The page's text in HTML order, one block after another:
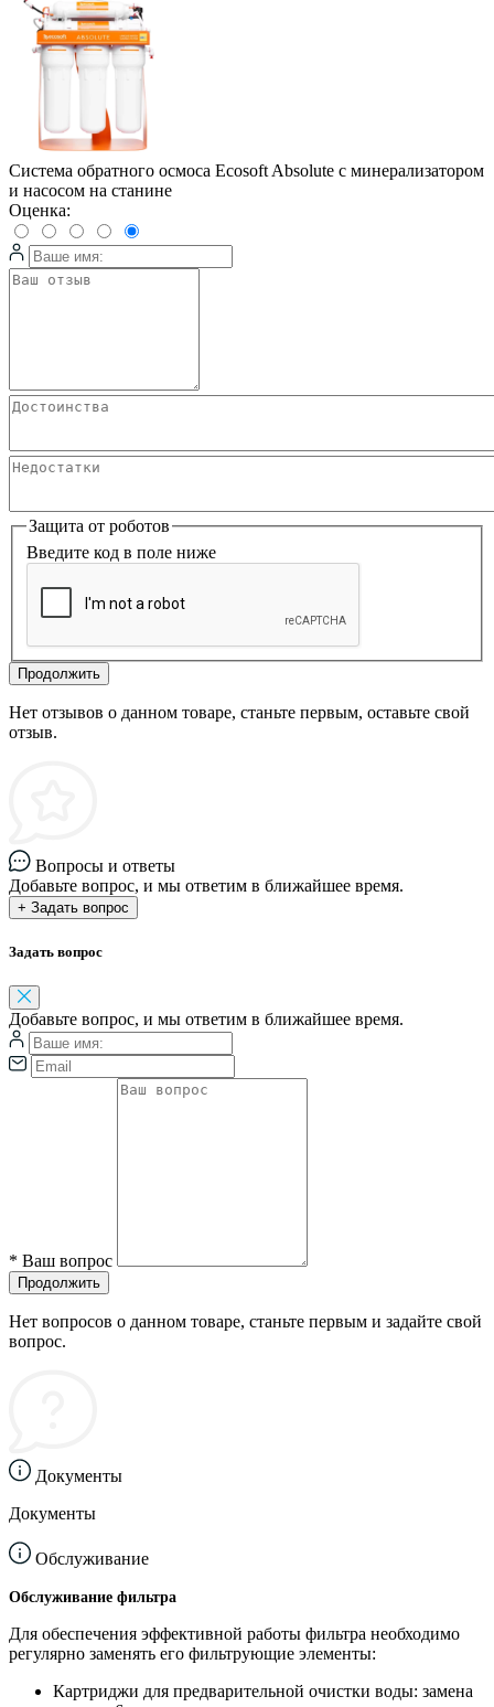
Система обратного осмоса Ecosoft Absolute с минерализатором
и насосом на станине
Оценка:
Защита от роботов
Введите код в поле ниже
Продолжить
Нет отзывов о данном товаре, станьте первым, оставьте свой
отзыв.
Вопросы и ответы
Добавьте вопрос, и мы ответим в ближайшее время.
+ Задать вопрос
Задать вопрос
Добавьте вопрос, и мы ответим в ближайшее время.
* Ваш вопрос
Продолжить
Нет вопросов о данном товаре, станьте первым и задайте свой
вопрос.
Документы
Документы
Обслуживание
Обслуживание фильтра
Для обеспечения эффективной работы фильтра необходимо
регулярно заменять его фильтрующие элементы:
Картриджи для предварительной очистки воды: замена